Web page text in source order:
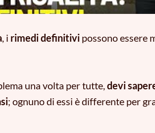
, i rimedi definitivi possono essere
una volta per tutte,devi
; ognuno di essi è differente per